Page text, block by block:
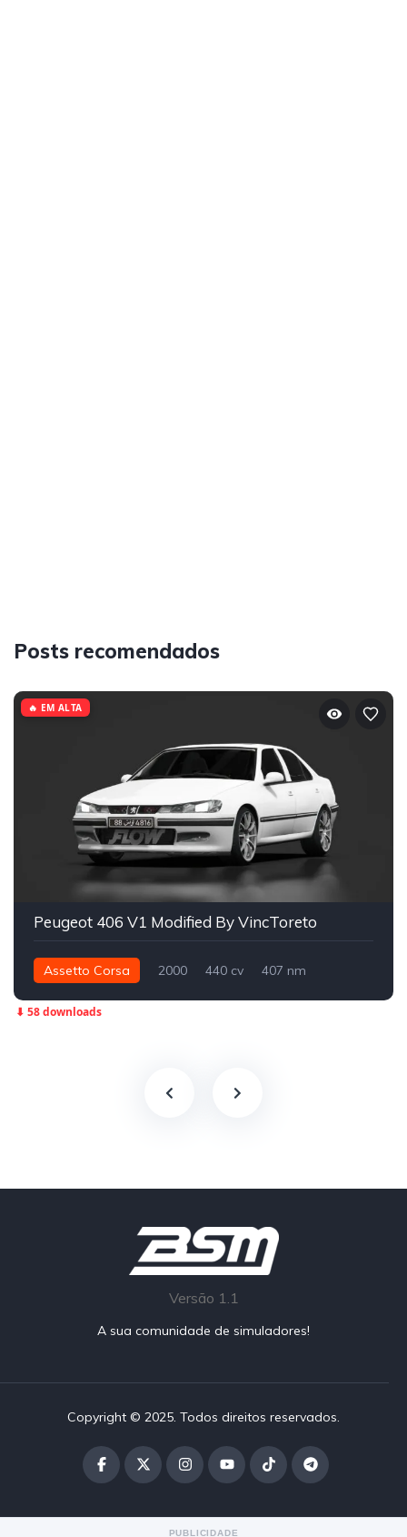
Posts recomendados
Peugeot 406 V1 Modified By VincToreto
Assetto Corsa 2000 440 cv
407 nm
🔥 EM ALTA
⬇ 58 downloads
Versão 1.1
A sua comunidade de simuladores!
Copyright © 2025. Todos direitos reservados.
PUBLICIDADE